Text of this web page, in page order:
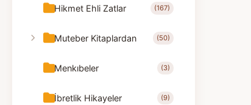
Hikmet Ehli Zatlar (167)
Muteber Kitaplardan (50)
Menkıbeler (3)
İbretlik Hikayeler (9)